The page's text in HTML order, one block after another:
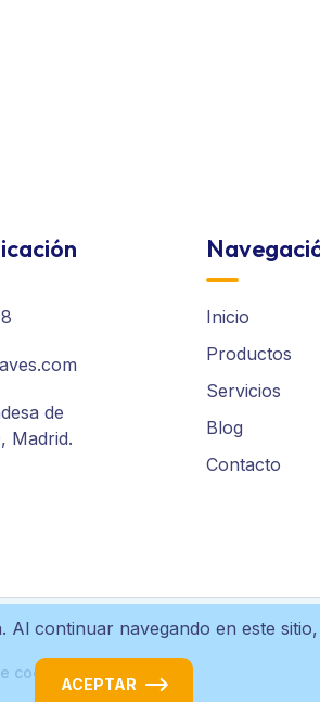
de
Madrid.
Inicio
Productos
Servicios
Blog
Contacto
cookies
continuar navegando en este
ACEPTAR